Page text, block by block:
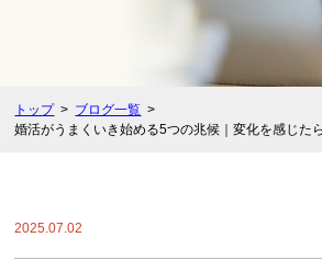
トップ
ブログ一覧
婚活がうまくいき始める5つの兆候｜変化を感じた
2025.07.02